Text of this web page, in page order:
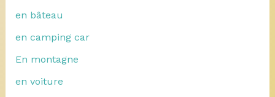
en bâteau
en camping car
En montagne
en voiture